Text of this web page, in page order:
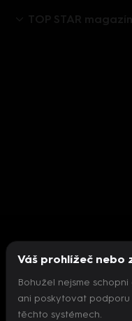
TOP STAR magazín
Nepodařilo
Váš prohlížeč nebo
Bohužel nejsme
ani poskytovat podporu
těchto systémech.